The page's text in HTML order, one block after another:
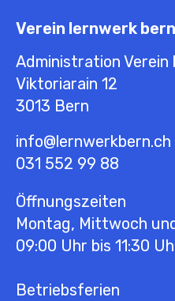
Verein lernwerk bern
Administration Verein
Viktoriarain 12
3013 Bern
info@lernwerkbern.ch
031 552 99 88
Öffnungszeiten
Montag, Mittwoch
09:00 Uhr bis 11:30
Betriebsferien